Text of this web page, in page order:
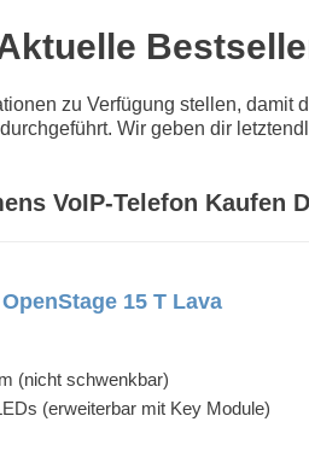
zu Verfügung stellen,
Wir geben dir
VoIP-Telefon Kaufen
15 T Lava
(nicht schwenkbar)
(erweiterbar mit Key Module)